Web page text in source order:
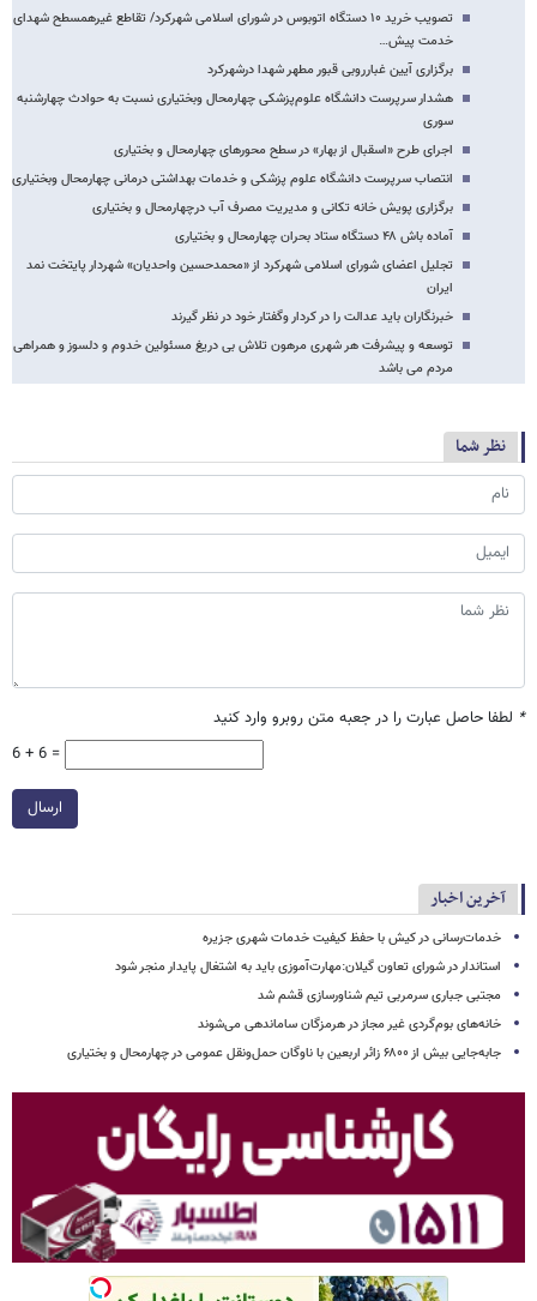
تصویب خرید ۱۰ دستگاه اتوبوس در شورای اسلامی شهرکرد/ تقاطع غیرهمسطح شهدای
خدمت پیش…
برگزاری آیین غبارروبی قبور مطهر شهدا درشهرکرد
هشدار سرپرست دانشگاه علوم‌پزشکی چهارمحال وبختیاری نسبت به حوادث چهارشنبه
سوری
اجرای طرح «اسقبال از بهار» در سطح محورهای چهارمحال و بختیاری
انتصاب سرپرست دانشگاه علوم پزشکی و خدمات بهداشتی درمانی چهارمحال وبختیاری
برگزاری پویش خانه تکانی و مدیریت مصرف آب درچهارمحال و بختیاری
آماده باش ۴۸ دستگاه ستاد بحران چهارمحال و بختیاری
تجلیل اعضای شورای اسلامی شهرکرد از «محمدحسین واحدیان» شهردار پایتخت نمد
ایران
خبرنگاران باید عدالت را در کردار وگفتار خود در نظر گیرند
توسعه و پیشرفت هر شهری مرهون تلاش بی دریغ مسئولین خدوم و دلسوز و همراهی
مردم می باشد
نظر شما
* لطفا حاصل عبارت را در جعبه متن روبرو وارد کنید
6 + 6 =
ارسال
آخرین اخبار
خدمات‌رسانی در کیش با حفظ کیفیت خدمات شهری جزیره
استاندار در شورای تعاون گیلان:مهارت‌آموزی باید به اشتغال پایدار منجر شود
مجتبی جباری سرمربی تیم شناورسازی قشم شد
خانه‌های بوم‌گردی غیر مجاز در هرمزگان ساماندهی می‌شوند
جابه‌جایی بیش از ۶۸۰۰ زائر اربعین با ناوگان حمل‌ونقل عمومی در چهارمحال و بختیاری